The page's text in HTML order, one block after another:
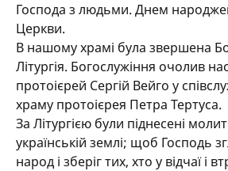
Господа з людьми. Днем
Церкви.
В нашому храмі була звершена
Літургія. Богослужіння очолив
протоієрей Сергій Вейго у
храму протоієрея Петра Тертуса.
За Літургією були піднесені
українській землі; щоб Господь
народ і зберіг тих, хто у відчаї і